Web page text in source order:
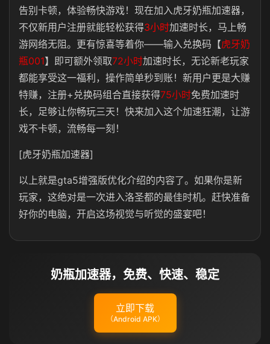
告别卡顿，体验畅快游戏！现在加入虎牙奶瓶加速器，
不仅新用户注册就能轻松获得3小时加速时长，马上畅
游网络无阻。更有惊喜等着你——输入兑换码【虎牙奶
瓶001】即可额外领取72小时加速时长，无论新老玩家
都能享受这一福利，操作简单秒到账！新用户更是大赚
特赚，注册+兑换码组合直接获得75小时免费加速时
长，足够让你畅玩三天！快来加入这个加速狂潮，让游
戏不卡顿，流畅每一刻！
[虎牙奶瓶加速器]
以上就是gta5增强版优化介绍的内容了。如果你是新
玩家，这绝对是一次进入洛圣都的最佳时机。赶快准备
好你的电脑，开启这场视觉与听觉的盛宴吧！
奶瓶加速器，免费、快速、稳定
立即下载
（Android APK）